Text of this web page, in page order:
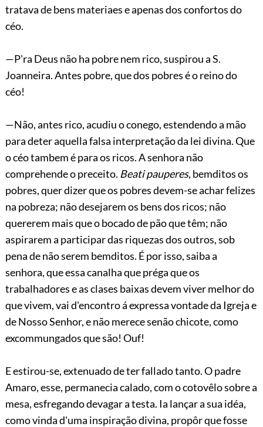
tratava de bens materiaes e apenas dos confortos do
céo.
—P'ra Deus não ha pobre nem rico, suspirou a S.
Joanneira. Antes pobre, que dos pobres é o reino do
céo!
—Não, antes rico, acudiu o conego, estendendo a mão
para deter aquella falsa interpretação da lei divina. Que
o céo tambem é para os ricos. A senhora não
comprehende o preceito. Beati pauperes, bemditos os
pobres, quer dizer que os pobres devem-se achar felizes
na pobreza; não desejarem os bens dos ricos; não
quererem mais que o bocado de pão que têm; não
aspirarem a participar das riquezas dos outros, sob
pena de não serem bemditos. É por isso, saiba a
senhora, que essa canalha que préga que os
trabalhadores e as clases baixas devem viver melhor do
que vivem, vai d'encontro á expressa vontade da Igreja e
de Nosso Senhor, e não merece senão chicote, como
excommungados que são! Ouf!
E estirou-se, extenuado de ter fallado tanto. O padre
Amaro, esse, permanecia calado, com o cotovêlo sobre a
mesa, esfregando devagar a testa. Ia lançar a sua idéa,
como vinda d'uma inspiração divina, propôr que fosse